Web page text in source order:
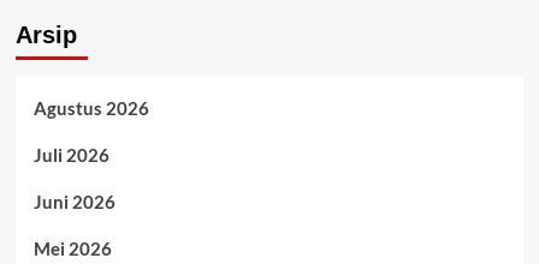
Arsip
Agustus 2026
Juli 2026
Juni 2026
Mei 2026